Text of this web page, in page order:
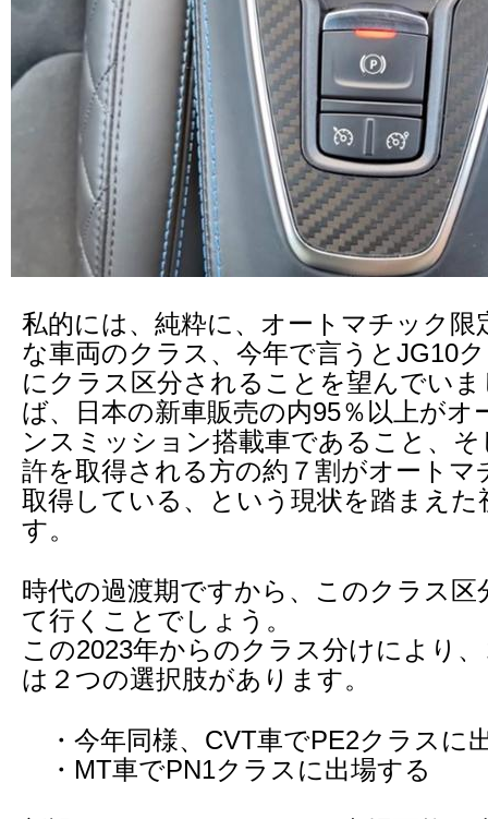
私的には、純粋に、オートマチック限
な車両のクラス、今年で言うとJG10
にクラス区分されることを望んでい
ば、日本の新車販売の内95％以上がオ
ンスミッション搭載車であること、
許を取得される方の約７割がオートマ
取得している、という現状を踏まえ
す。
時代の過渡期ですから、このクラス区
て行くことでしょう。
この2023年からのクラス分けにより
は２つの選択肢があります。
・今年同様、CVT車でPE2クラスに
・MT車でPN1クラスに出場する